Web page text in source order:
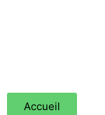
Accueil